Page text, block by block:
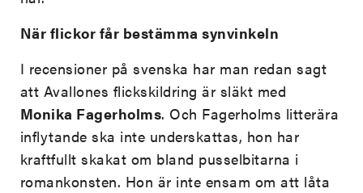
När flickor får bestämma synvinkeln
I recensioner på svenska har man redan sagt
att Avallones flickskildring är släkt med
Monika Fagerholms. Och Fagerholms litterära
inflytande ska inte underskattas, hon har
kraftfullt skakat om bland pusselbitarna i
romankonsten. Hon är inte ensam om att låta